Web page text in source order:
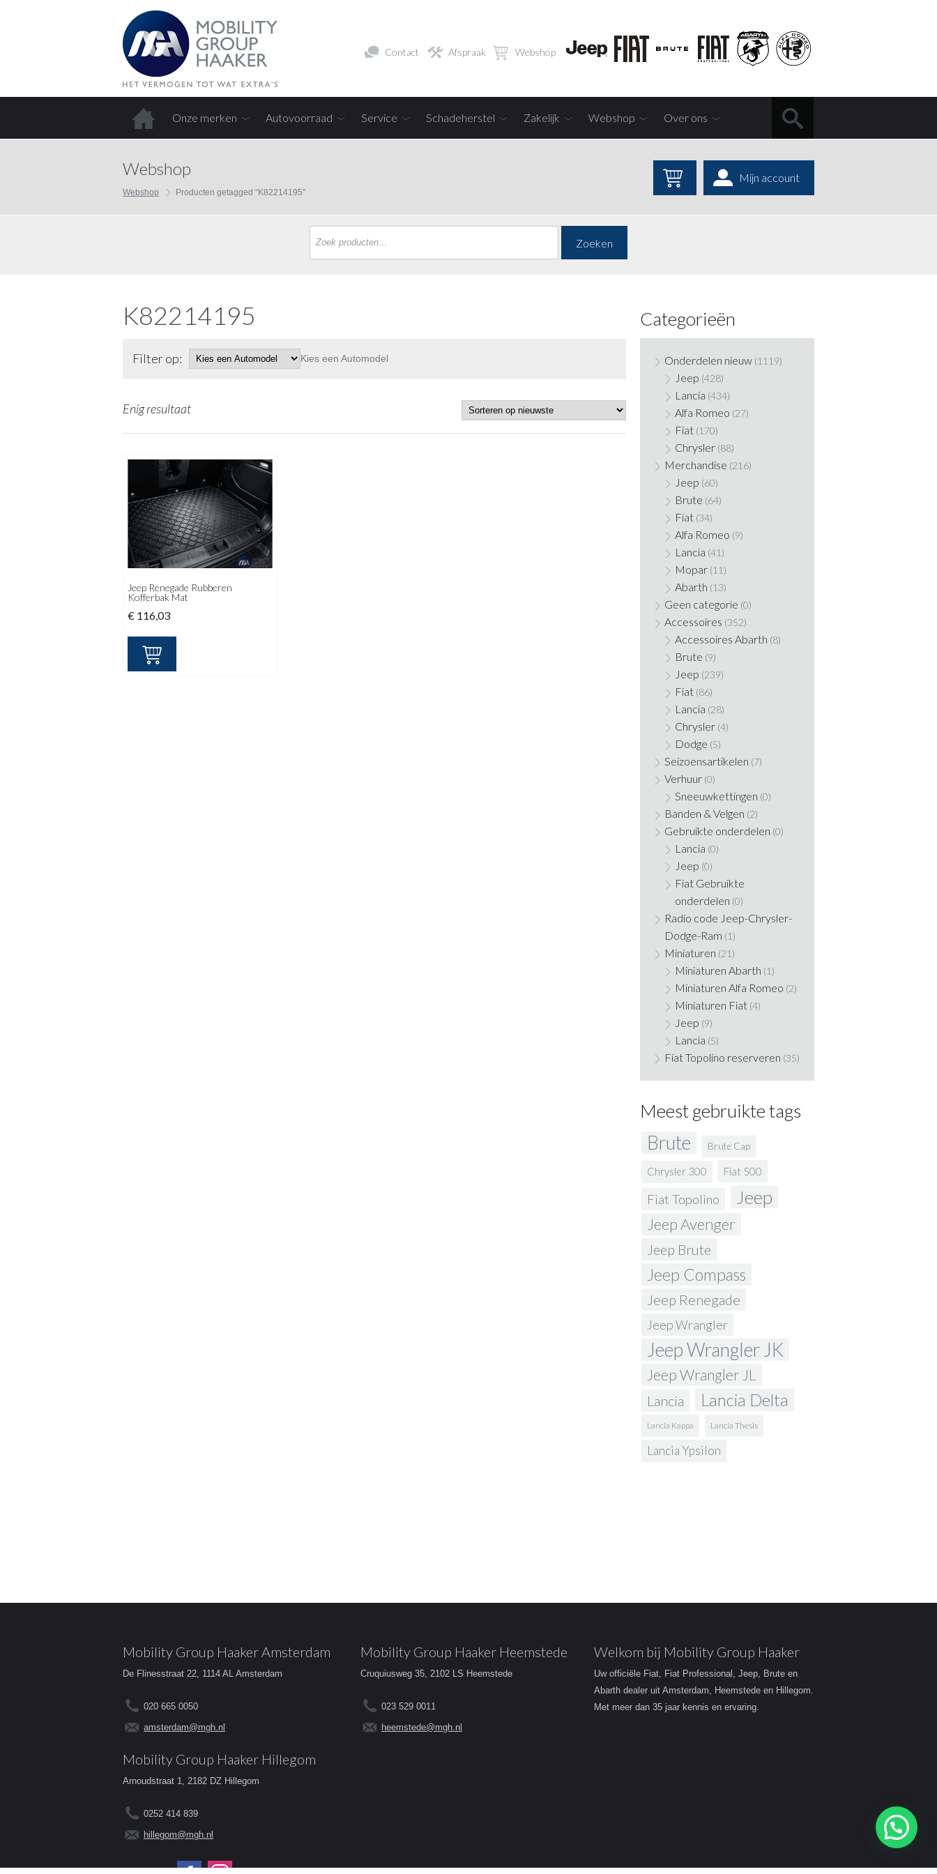
Contact Afspraak Webshop
Onze merken Autovoorraad Service Schadeherstel Zakelijk Webshop Over ons
Webshop
Webshop Producten getagged “K82214195”
Mijn account
Zoeken
K82214195
Filter op: Kies een Automodel
Enig resultaat
Jeep Renegade Rubberen
Kofferbak Mat
€ 116,03
Categorieën
Onderdelen nieuw (1119)
Jeep (428)
Lancia (434)
Alfa Romeo (27)
Fiat (170)
Chrysler (88)
Merchandise (216)
Jeep (60)
Brute (64)
Fiat (34)
Alfa Romeo (9)
Lancia (41)
Mopar (11)
Abarth (13)
Geen categorie (0)
Accessoires (352)
Accessoires Abarth (8)
Brute (9)
Jeep (239)
Fiat (86)
Lancia (28)
Chrysler (4)
Dodge (5)
Seizoensartikelen (7)
Verhuur (0)
Sneeuwkettingen (0)
Banden & Velgen (2)
Gebruikte onderdelen (0)
Lancia (0)
Jeep (0)
Fiat Gebruikte
onderdelen (0)
Radio code Jeep-Chrysler-
Dodge-Ram (1)
Miniaturen (21)
Miniaturen Abarth (1)
Miniaturen Alfa Romeo (2)
Miniaturen Fiat (4)
Jeep (9)
Lancia (5)
Fiat Topolino reserveren (35)
Meest gebruikte tags
Brute Brute Cap
Chrysler 300 Fiat 500
Fiat Topolino Jeep
Jeep Avenger
Jeep Brute
Jeep Compass
Jeep Renegade
Jeep Wrangler
Jeep Wrangler JK
Jeep Wrangler JL
Lancia Lancia Delta
Lancia Kappa Lancia Thesis
Lancia Ypsilon
Mobility Group Haaker Amsterdam
De Flinesstraat 22, 1114 AL Amsterdam
020 665 0050
amsterdam@mgh.nl
Mobility Group Haaker Heemstede
Cruquiusweg 35, 2102 LS Heemstede
023 529 0011
heemstede@mgh.nl
Mobility Group Haaker Hillegom
Arnoudstraat 1, 2182 DZ Hillegom
0252 414 839
hillegom@mgh.nl
Volg ons op:
Welkom bij Mobility Group Haaker
Uw officiële Fiat, Fiat Professional, Jeep, Brute en
Abarth dealer uit Amsterdam, Heemstede en Hillegom.
Met meer dan 35 jaar kennis en ervaring.